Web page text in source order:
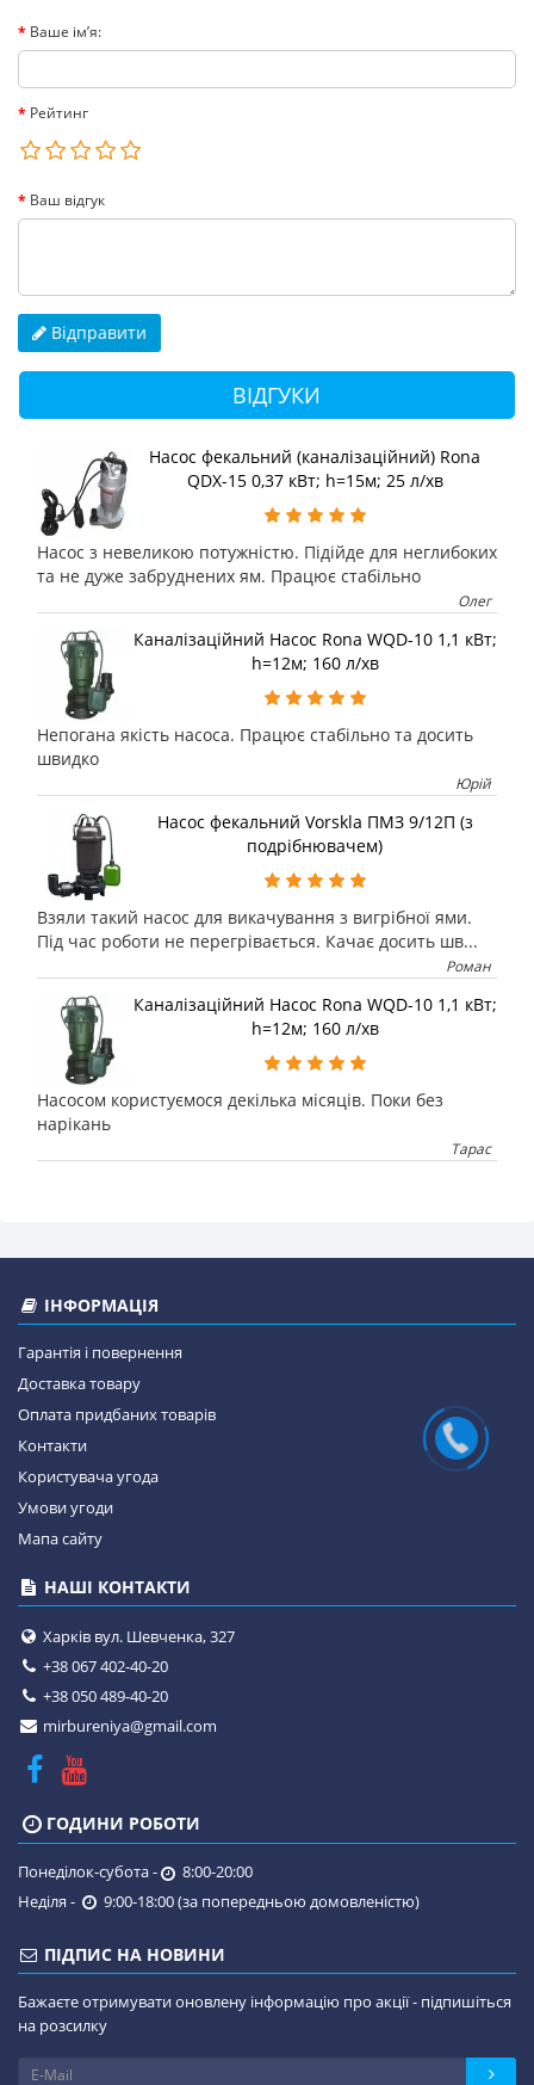
Ваше ім’я:
Рейтинг
Ваш відгук
Відправити
ВІДГУКИ
Насос фекальний (каналізаційний) Rona
QDX-15 0,37 кВт; h=15м; 25 л/хв
Насос з невеликою потужністю. Підійде для неглибоких
та не дуже забруднених ям. Працює стабільно
Олег
Каналізаційний Насос Rona WQD-10 1,1 кВт;
h=12м; 160 л/хв
Непогана якість насоса. Працює стабільно та досить
швидко
Юрій
Насос фекальний Vorskla ПМЗ 9/12П (з
подрібнювачем)
Взяли такий насос для викачування з вигрібної ями.
Під час роботи не перегрівається. Качає досить шв...
Роман
Каналізаційний Насос Rona WQD-10 1,1 кВт;
h=12м; 160 л/хв
Насосом користуємося декілька місяців. Поки без
нарікань
Тарас
ІНФОРМАЦІЯ
Гарантія і повернення
Доставка товару
Оплата придбаних товарів
Контакти
Користувача угода
Умови угоди
Мапа сайту
НАШІ КОНТАКТИ
Харків вул. Шевченка, 327
+38 067 402-40-20
+38 050 489-40-20
mirbureniya@gmail.com
ГОДИНИ РОБОТИ
Понеділок-субота -
8:00-20:00
Неділя -
9:00-18:00 (за попередньою домовленістю)
ПІДПИС НА НОВИНИ
Бажаєте отримувати оновлену інформацію про акції - підпишіться
на розсилку